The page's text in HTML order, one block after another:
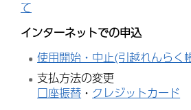
て
インターネットでの申込
使用開始・中止(引越れんらく
支払方法の変更
口座振替 ・ クレジットカード